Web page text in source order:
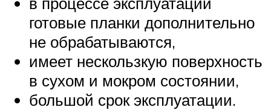
готовые планки дополнительно
не обрабатываются,
имеет нескользкую поверхность
в сухом и мокром состоянии,
большой срок эксплуатации.